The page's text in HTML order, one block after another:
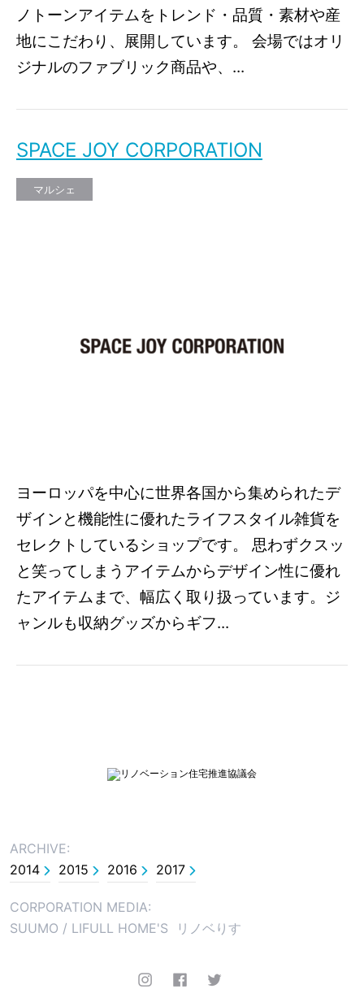
ノトーンアイテムをトレンド・品質・素材や産
地にこだわり、展開しています。 会場ではオリ
ジナルのファブリック商品や、...
SPACE JOY CORPORATION
マルシェ
ヨーロッパを中心に世界各国から集められたデ
ザインと機能性に優れたライフスタイル雑貨を
セレクトしているショップです。 思わずクスッ
と笑ってしまうアイテムからデザイン性に優れ
たアイテムまで、幅広く取り扱っています。ジ
ャンルも収納グッズからギフ...
ARCHIVE:
2014
2015 2016 2017
CORPORATION MEDIA:
SUUMO / LIFULL HOME'S リノベりす